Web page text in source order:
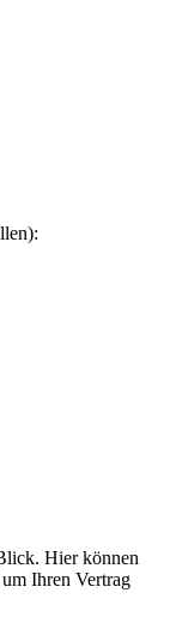
Hier können
Ihren Vertrag